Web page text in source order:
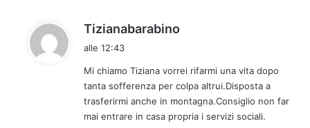
Tizianabarabino
e
t
t
o
alle 12:43
Mi chiamo Tiziana vorrei rifarmi una vita dopo
tanta sofferenza per colpa altrui.Disposta a
trasferirmi anche in montagna.Consiglio non far
mai entrare in casa propria i servizi sociali.